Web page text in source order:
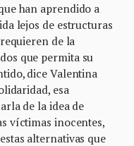
han aprendido a
lejos de estructuras
de la
que permita su
dice Valentina
esa
de la idea de
víctimas inocentes,
alternativas que